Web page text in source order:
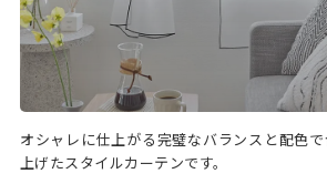
オシャレに仕上がる完璧なバランスと配色
上げたスタイルカーテンです。